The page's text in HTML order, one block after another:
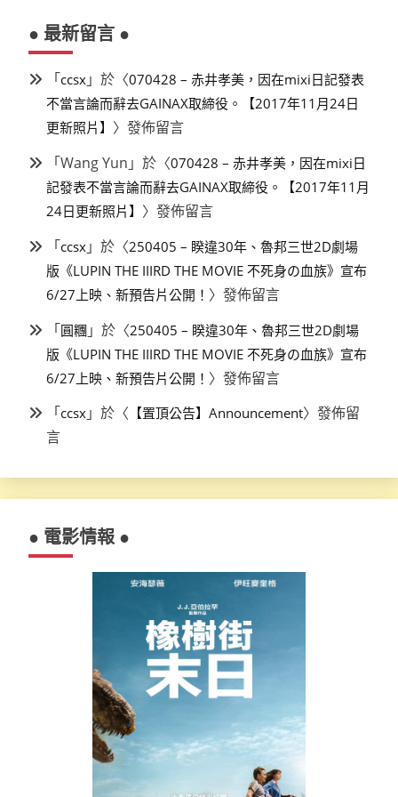
● 最新留言 ●
「ccsx 」於〈070428 – 赤井孝美，因在mixi日記發表
不當言論而辭去GAINAX取締役。【2017年11月24日
更新照片】 〉發佈留言
「Wang Yun 」於〈070428 – 赤井孝美，因在mixi日
記發表不當言論而辭去GAINAX取締役。【2017年11月
24日更新照片】 〉發佈留言
「ccsx 」於〈250405 – 睽違30年、魯邦三世2D劇場
版《LUPIN THE IIIRD THE MOVIE 不死身の血族》宣布
6/27上映、新預告片公開！ 〉發佈留言
「圓糰 」於〈250405 – 睽違30年、魯邦三世2D劇場
版《LUPIN THE IIIRD THE MOVIE 不死身の血族》宣布
6/27上映、新預告片公開！ 〉發佈留言
「ccsx 」於〈 【置頂公告】Announcement〉發佈留
言
● 電影情報 ●